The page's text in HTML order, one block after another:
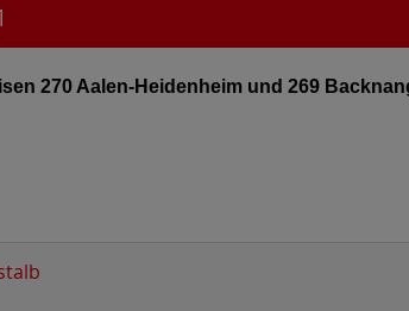
270 Aalen-Heidenheim und 269